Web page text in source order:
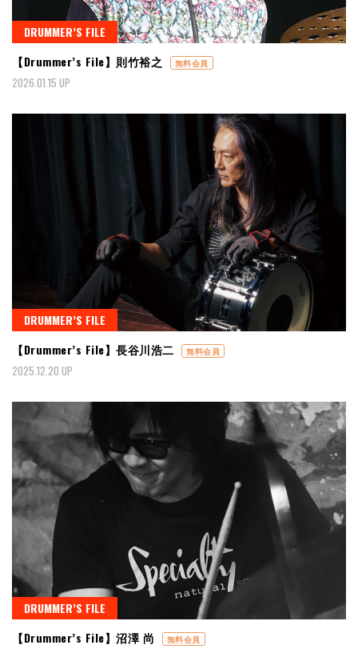
DRUMMER’S FILE
【Drummer’s File】則竹裕之
無料会員
2026.01.15 UP
DRUMMER’S FILE
【Drummer’s File】長谷川浩二
無料会員
2025.12.20 UP
DRUMMER’S FILE
【Drummer’s File】沼澤 尚
無料会員